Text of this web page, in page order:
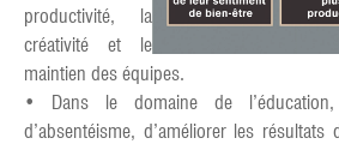
productivité, la
créativité et le
maintien des équipes.
• Dans le domaine de
d’absentéisme, d’améliorer les résultats